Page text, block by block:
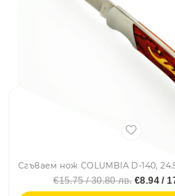
€15.75 / 30.80 лв.€8.94 /